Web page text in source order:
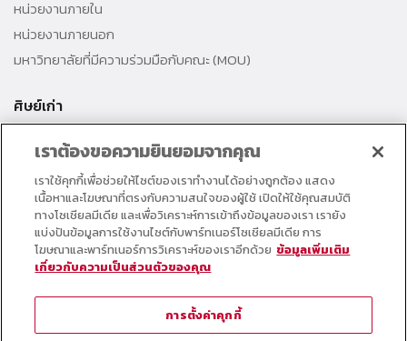
หน่วยงานภายใน
หน่วยงานภายนอก
มหาวิทยาลัยที่มีความร่วมมือกับคณะ (MOU)
ศิษย์เก่า
สำนักงานธรรมศาสตร์สัมพันธ์
ศิษย์เก่าดีเด่น
กองทุนวิศวกรแห่งธรรม เพื่อพัฒนาการศึกษา
อาจารย์และบุคลากร
วารสารคณะวิศวกรรมศาสตร์
เราต้องขอความยินยอมจากคุณ
เราใช้คุกกี้เพื่อช่วยให้ไซต์ของเราทำงานได้อย่างถูกต้อง แสดง
เนื้อหาและโฆษณาที่ตรงกับความสนใจของผู้ใช้ เปิดให้ใช้คุณสมบัติ
ทางโซเชียลมีเดีย และเพื่อวิเคราะห์การเข้าถึงข้อมูลของเรา เรายัง
แบ่งปันข้อมูลการใช้งานไซต์กับพาร์ทเนอร์โซเชียลมีเดีย การ
โฆษณาและพาร์ทเนอร์การวิเคราะห์ของเราอีกด้วย ข้อมูลเพิ่มเติม
เกี่ยวกับความเป็นส่วนตัวของคุณ
การตั้งค่าคุกกี้